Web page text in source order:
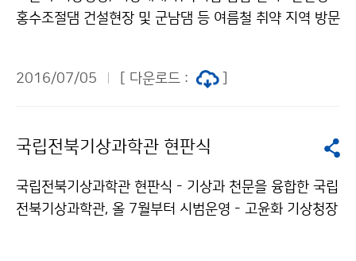
홍수조절댐 건설현장 및 군남댐 등 여름철 취약 지역 방문
과 군남댐을 직접 방문해 댐 건설 추진 상황 및 수해방지
저수와 댐 방류로 홍수피해를 예방해 줄 것을 당부했습니
2016/07/05 [ 다운로드 :
국립전북기상과학관 현판식
국립전북기상과학관 현판식 - 기상과 천문을 융합한 국립
전북기상과학관, 올 7월부터 시범운영 - 고윤화 기상청장